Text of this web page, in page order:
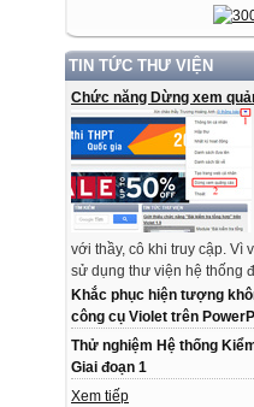
TIN TỨC THƯ VIỆN
Chức năng Dừng xem
với thầy, cô khi truy cập. Vì
sử dụng thư viện hệ thống
Khắc phục hiện tượng
công cụ Violet trên
Thử nghiệm Hệ thống
Giai đoạn 1
Xem tiếp